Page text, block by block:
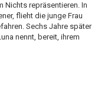
Nichts repräsentieren. In
flieht die junge Frau
Sechs Jahre später
nennt, bereit, ihrem